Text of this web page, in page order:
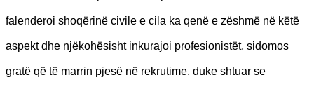
falenderoi shoqërinë civile e cila ka qenë e zëshmë në këtë
aspekt dhe njëkohësisht inkurajoi profesionistët, sidomos
gratë që të marrin pjesë në rekrutime, duke shtuar se